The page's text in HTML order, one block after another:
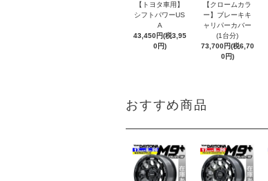
【トヨタ車用】
シフトパワーUS
A
43,450円(税3,95
0円)
【クロームカラ
ー】ブレーキキ
ャリパーカバー
(1台分)
73,700円(税6,70
0円)
おすすめ商品